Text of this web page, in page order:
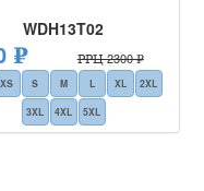
WDH13T02
₽ РРЦ 2300 ₽
XS S M L XL
2XL
3XL
4XL 5XL